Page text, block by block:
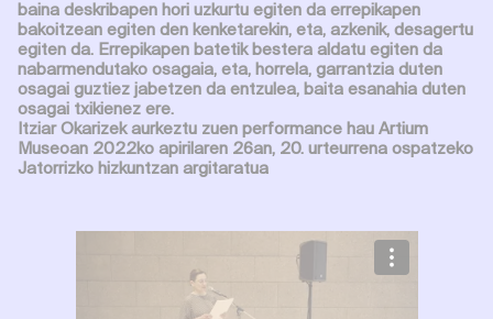
baina deskribapen hori uzkurtu egiten da errepikapen
bakoitzean egiten den kenketarekin, eta, azkenik, desagertu
egiten da. Errepikapen batetik bestera aldatu egiten da
nabarmendutako osagaia, eta, horrela, garrantzia duten
osagai guztiez jabetzen da entzulea, baita esanahia duten
osagai txikienez ere.
Itziar Okarizek aurkeztu zuen performance hau Artium
Museoan 2022ko apirilaren 26an, 20. urteurrena ospatzeko
Jatorrizko hizkuntzan argitaratua